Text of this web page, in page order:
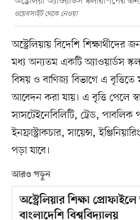
ওয়েবসাইট থেকে নেওয়া
অস্ট্রেলিয়ায় বিদেশি
মধ্য অন্যতম একটি অ্যাওয়ার্ডস
বিষয় ও বাণিজ্য বিভাগে এ বৃত্তিতে
আবেদন করা যায়। এ বৃত্তি পেলে
সাসটেইনেবিলিটি, ট্রেড, পাবলিক
ইনফ্রাস্ট্রাকচার, সায়েন্স,
পড়া যাবে।
আরও পড়ুন
অস্ট্রেলিয়ার শিক্ষা
বাংলাদেশি বিশ্ববিদ্যালয়